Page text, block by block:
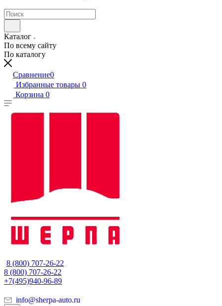
Каталог
По всему сайту
По каталогу
Сравнение0
Избранные товары 0
Корзина 0
8 (800) 707-26-22
8 (800) 707-26-22
+7(495)940-96-89
info@sherpa-auto.ru